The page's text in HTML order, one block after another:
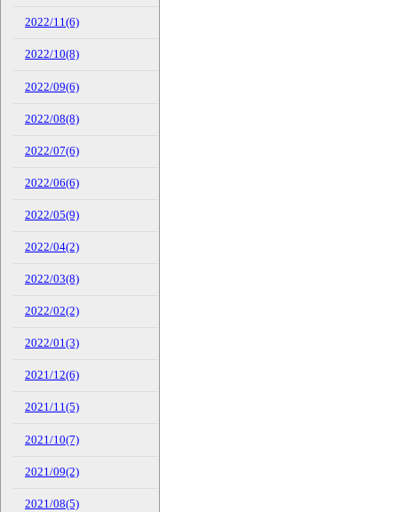
2022/11(6)
2022/10(8)
2022/09(6)
2022/08(8)
2022/07(6)
2022/06(6)
2022/05(9)
2022/04(2)
2022/03(8)
2022/02(2)
2022/01(3)
2021/12(6)
2021/11(5)
2021/10(7)
2021/09(2)
2021/08(5)